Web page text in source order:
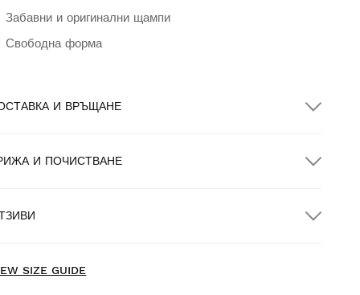
Забавни и оригинални щампи
Свободна форма
И ВРЪЩАНЕ
до дома за поръчки над $300.00
И ПОЧИСТВАНЕ
SIZE GUIDE